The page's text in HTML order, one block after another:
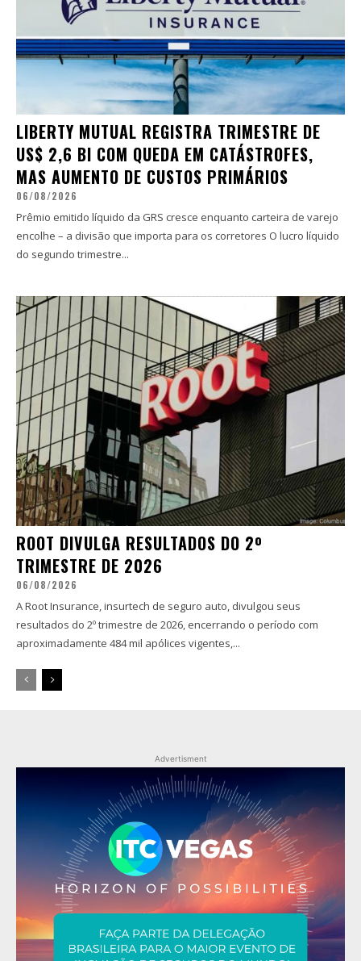
LIBERTY MUTUAL REGISTRA TRIMESTRE DE
US$ 2,6 BI COM QUEDA EM CATÁSTROFES,
MAS AUMENTO DE CUSTOS PRIMÁRIOS
06/08/2026
Prêmio emitido líquido da GRS cresce enquanto carteira de varejo
encolhe – a divisão que importa para os corretores O lucro líquido
do segundo trimestre...
ROOT DIVULGA RESULTADOS DO 2º
TRIMESTRE DE 2026
06/08/2026
A Root Insurance, insurtech de seguro auto, divulgou seus
resultados do 2º trimestre de 2026, encerrando o período com
aproximadamente 484 mil apólices vigentes,...
Advertisment